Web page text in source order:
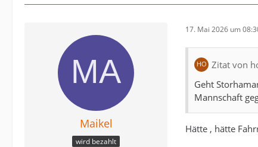
Maikel
wird bezahlt
17. Mai 2026 um
Zitat von
Geht
Mannschaft
Hätte , hätte